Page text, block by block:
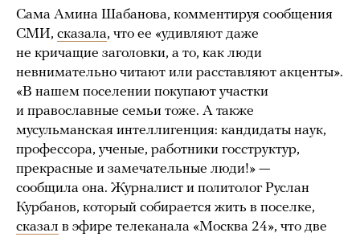
Сама Амина Шабанова, комментируя сообщения
СМИ, сказала, что ее «удивляют даже
не кричащие заголовки, а то, как люди
невнимательно читают или расставляют акценты».
«В нашем поселении покупают участки
и православные семьи тоже. А также
мусульманская интеллигенция: кандидаты наук,
профессора, ученые, работники госструктур,
прекрасные и замечательные люди!» —
сообщила она. Журналист и политолог Руслан
Курбанов, который собирается жить в поселке,
сказал в эфире телеканала «Москва 24», что две